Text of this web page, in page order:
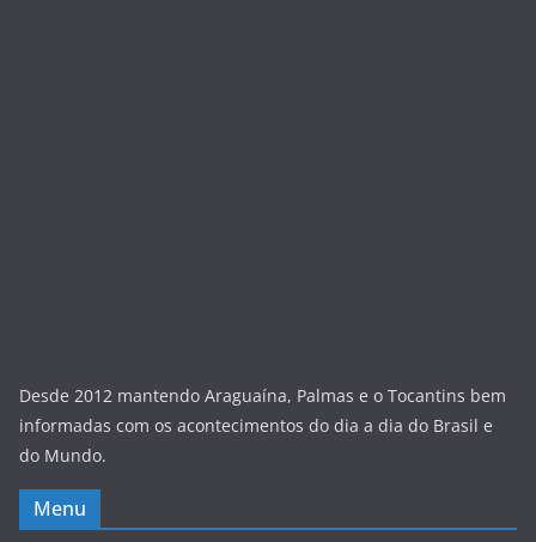
Desde 2012 mantendo Araguaína, Palmas e o Tocantins bem
informadas com os acontecimentos do dia a dia do Brasil e
do Mundo.
Menu